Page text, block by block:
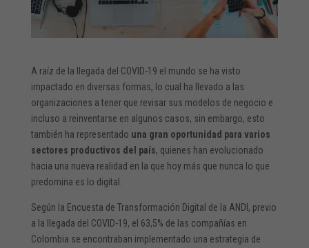
A raíz de la llegada del COVID-19 el mundo se ha visto
impactado en diversas formas, lo cual ha llevado a las
organizaciones a tener que revisar sus modelos de negocio e
incluso a reinventarse en algunos casos, sin embargo, esto
también ha representado una gran oportunidad para varios
sectores productivos del país, quienes han evolucionado
hacia una nueva realidad en la que hoy más que nunca lo que
predomina es lo digital.
Según la Encuesta de Transformación Digital de la ANDI, previo
a la llegada del COVID-19, el 63,5% de las compañías en
Colombia se encontraban implementado una estrategia de